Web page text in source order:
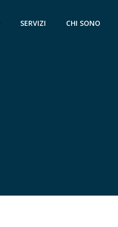
SERVIZI CHI SONO